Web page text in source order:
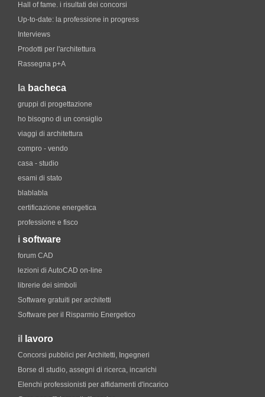
Hall of fame. i risultati dei concorsi
Up-to-date: la professione in progress
Interviews
Prodotti per l'architettura
Rassegna p+A
la bacheca
gruppi di progettazione
ho bisogno di un consiglio
viaggi di architettura
compro - vendo
casa - studio
esami di stato
blablabla
certificazione energetica
professione e fisco
i software
forum CAD
lezioni di AutoCAD on-line
librerie dei simboli
Software gratuiti per architetti
Software per il Risparmio Energetico
il lavoro
Concorsi pubblici per Architetti, Ingegneri
Borse di studio, assegni di ricerca, incarichi
Elenchi professionisti per affidamenti d'incarico